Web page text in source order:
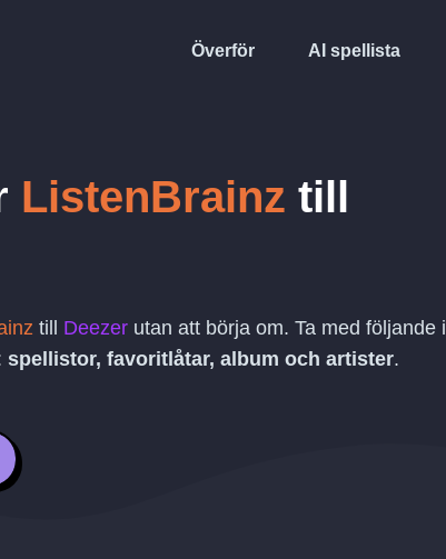
Överför AI spellista
ListenBrainz till
till Deezer utan att börja om. Ta med följande i
spellistor, favoritlåtar, album och artister.